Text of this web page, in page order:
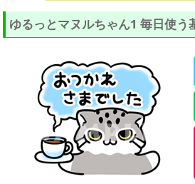
ゆるっとマヌルちゃん1 毎日使う